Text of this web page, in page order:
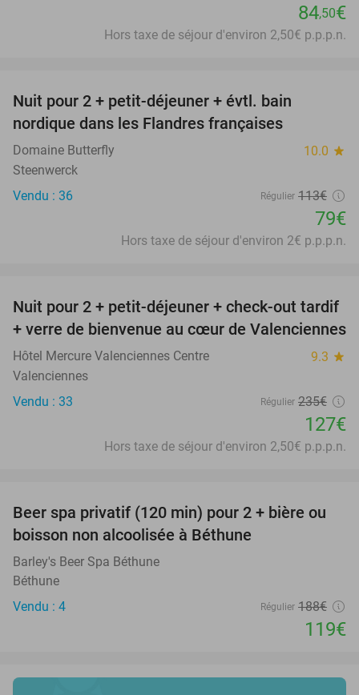
84,50€
Hors taxe de séjour d'environ 2,50€ p.p.p.n.
Nuit pour 2 + petit-déjeuner + évtl. bain
nordique dans les Flandres françaises
Domaine Butterfly 10.0 star
Steenwerck
Vendu : 36
Régulier 113€
79€
Hors taxe de séjour d'environ 2€ p.p.p.n.
46%
Nuit pour 2 + petit-déjeuner + check-out tardif
+ verre de bienvenue au cœur de Valenciennes
Hôtel Mercure Valenciennes Centre 9.3 star
Valenciennes
Vendu : 33
Régulier 235€
127€
Hors taxe de séjour d'environ 2,50€ p.p.p.n.
37%
Beer spa privatif (120 min) pour 2 + bière ou
boisson non alcoolisée à Béthune
Barley's Beer Spa Béthune
Béthune
Vendu : 4
Régulier 188€
119€